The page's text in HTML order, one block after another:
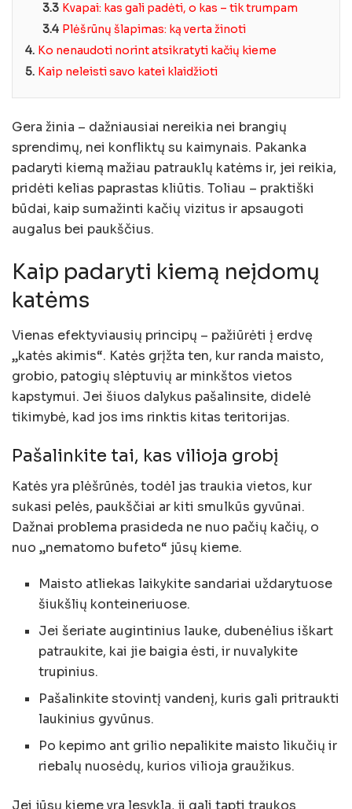
3.3 Kvapai: kas gali padėti, o kas – tik trumpam
3.4 Plėšrūnų šlapimas: ką verta žinoti
4. Ko nenaudoti norint atsikratyti kačių kieme
5. Kaip neleisti savo katei klaidžioti
Gera žinia – dažniausiai nereikia nei brangių
sprendimų, nei konfliktų su kaimynais. Pakanka
padaryti kiemą mažiau patrauklų katėms ir, jei reikia,
pridėti kelias paprastas kliūtis. Toliau – praktiški
būdai, kaip sumažinti kačių vizitus ir apsaugoti
augalus bei paukščius.
Kaip padaryti kiemą neįdomų
katėms
Vienas efektyviausių principų – pažiūrėti į erdvę
„katės akimis“. Katės grįžta ten, kur randa maisto,
grobio, patogių slėptuvių ar minkštos vietos
kapstymui. Jei šiuos dalykus pašalinsite, didelė
tikimybė, kad jos ims rinktis kitas teritorijas.
Pašalinkite tai, kas vilioja grobį
Katės yra plėšrūnės, todėl jas traukia vietos, kur
sukasi pelės, paukščiai ar kiti smulkūs gyvūnai.
Dažnai problema prasideda ne nuo pačių kačių, o
nuo „nematomo bufeto“ jūsų kieme.
Maisto atliekas laikykite sandariai uždarytuose
šiukšlių konteineriuose.
Jei šeriate augintinius lauke, dubenėlius iškart
patraukite, kai jie baigia ėsti, ir nuvalykite
trupinius.
Pašalinkite stovintį vandenį, kuris gali pritraukti
laukinius gyvūnus.
Po kepimo ant grilio nepalikite maisto likučių ir
riebalų nuosėdų, kurios vilioja graužikus.
Jei jūsų kieme yra lesykla, ji gali tapti traukos